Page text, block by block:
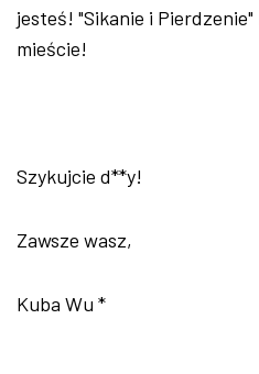
jesteś! "Sikanie i
mieście!
Szykujcie d**y!
Zawsze wasz,
Kuba Wu *